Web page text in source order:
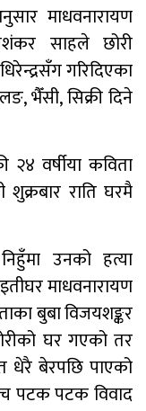
छानबिन गर्न
सरकारलाई
नेपाल
लागि २१ खर्ब २४
माधवनारायण
साहले छोरी
गरिदिएका
भैँसी, सिक्री दिने
२४ वर्षीया कविता
राति घरमै
उनको हत्या
माधवनारायण
बुबा विजयशङ्कर
घर गएको तर
धेरै बेरपछि पाएको
पटक पटक विवाद